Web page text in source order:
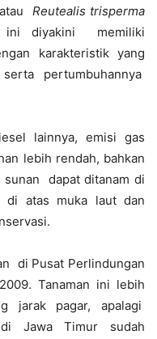
Reutealis trisperma
ini diyakini memiliki
karakteristik yang
pertumbuhannya
lainnya, emisi gas
lebih rendah, bahkan
dapat ditanam di
di atas muka laut dan
di Pusat Perlindungan
Tanaman ini lebih
jarak pagar, apalagi
Jawa Timur sudah